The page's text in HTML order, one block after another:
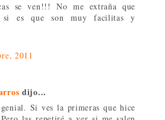
se ven!!! No me extraña que
si es que son muy facilitas y
2011
dijo...
Si ves la primeras que hice